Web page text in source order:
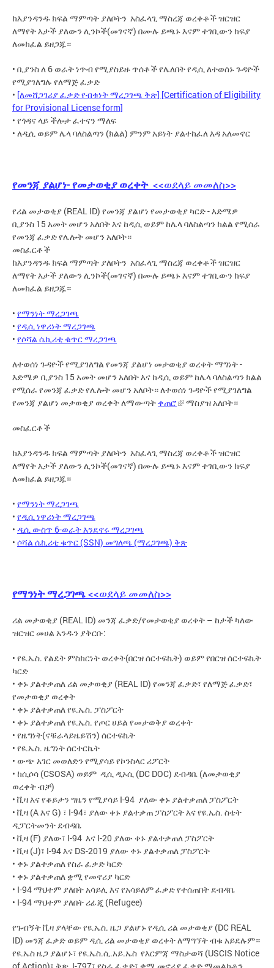
ከእያንዳንዱ ክፍል ማምጣት ያለቦትን አስፈላጊ ማስረጃ ወረቀቶች ዝርዝር
ለማየት እታች ያለውን ሊንኮች(መገናኛ) በሙሉ ይጫኑ እናም ተገቢውን ክፍያ
ለመክፈል ይዘጋጁ።
• ቢያንስ ለ 6 ወራት ነጥብ የሚያስይዙ ጥሰቶች የሌለበት የዲሲ ለተወሰኑ ጉዳዮች
የሚያገለግሉ የለማጅ ፈቃድ
• [ለመሸጋገሪያ ፈቃድ የብቁነት ማረጋገጫ ቅጽ] [Certification of Eligibility
for Provisional License form]
• የጎዳና ላይ ችሎታ ፈተናን ማለፍ
• ለዲሲ ወይም ሌላ ባለስልጣን (ክልል) ምንም አይነት ያልተከፈለ እዳ አለመኖር
የመንጃ ያልሆነ- የመታወቂያ ወረቀት <<ወደላይ መመለስ>>
የሪል መታወቂያ (REAL ID) የመንጃ ያልሆነ የመታወቂያ ካርድ - እድሜዎ
ቢያንስ 15 አመት መሆን አለበት እና ከዲሲ ወይም ከሌላ ባለስልጣን ክልል የሚሰራ
የመንጃ ፈቃድ የሌሎት መሆን አለቦት።
መስፈርቶች
ከእያንዳንዱ ክፍል ማምጣት ያለቦትን አስፈላጊ ማስረጃ ወረቀቶች ዝርዝር
ለማየት እታች ያለውን ሊንኮች(መገናኛ) በሙሉ ይጫኑ እናም ተገቢውን ክፍያ
ለመክፈል ይዘጋጁ።
• የማንነት ማረጋገጫ
• የዲሲ ነዋሪነት ማረጋገጫ
• የሶሻል ሴኪሪቲ ቁጥር ማረጋገጫ
ለተወሰነ ጉዳዮች የሚያገለግል የመንጃ ያልሆነ መታወቂያ ወረቀት ማግነት -
እድሜዎ ቢያንስ 15 አመት መሆን አለበት እና ከዲሲ ወይም ከሌላ ባለስልጣን ክልል
የሚሰራ የመንጃ ፈቃድ የሌሎት መሆን አለቦት። ለተወሰነ ጉዳዮች የሚያገለግል
የመንጃ ያልሆነ መታወቂያ ወረቀት ለማውጣት ቀጠሮ ማስያዝ አለቦት።
መስፈርቶች
ከእያንዳንዱ ክፍል ማምጣት ያለቦትን አስፈላጊ ማስረጃ ወረቀቶች ዝርዝር
ለማየት እታች ያለውን ሊንኮች(መገናኛ) በሙሉ ይጫኑ እናም ተገቢውን ክፍያ
ለመክፈል ይዘጋጁ።
• የማንነት ማረጋገጫ
• የዲሲ ነዋሪነት ማረጋገጫ
• ዲሲ ውስጥ 6-ወራት እንደኖሩ ማረጋገጫ
• ሶሻል ሴኪሪቲ ቁጥር (SSN) መግለጫ (ማረጋገጫ) ቅጽ
የማንነት ማረጋገጫ<<ወደላይ መመለስ>>
ሪል መታወቂያ (REAL ID) መንጃ ፈቃድ/የመታወቂያ ወረቀት – ከታች ካለው
ዝርዝር መሀል አንዱን ያቅርቡ:
• የዩ.ኤስ. የልደት ምስክርነት ወረቀት(በርዝ ሰርተፍኬት) ወይም የበርዝ ሰርተፍኬት
ካርድ
• ቀኑ ያልተቃጠለ ሪል መታወቂያ (REAL ID) የመንጃ ፈቃድ፣ የለማጅ ፈቃድ፣
የመታወቂያ ወረቀት
• ቀኑ ያልተቃጠለ የዩ.ኤስ. ፓስፖርት
• ቀኑ ያልተቃጠለ የዩ.ኤስ. የጦር ሀይል የመታወቅያ ወረቀት
• የዜግነት(ናቹራላይዜይሽን) ሰርተፍኬት
• የዩ.ኤስ. ዜግነት ሰርተርኬት
• ውጭ አገር መወለድን የሚያሳይ የኮንስላር ሪፖርት
• ከሲሶሳ (CSOSA) ወይም ዲሲ ዲኦሲ (DC DOC) ደብዳቤ (ለመታወቂያ
ወረቀት ብቻ)
• ቪዛ እና የቆይታን ግዜን የሚያሳይ I-94 ያለው ቀኑ ያልተቃጠለ ፓስፖርት
• ቪዛ (A እና G) ፣ I-94፣ ያለው ቀኑ ያልተቃጠ ፓስፖርት እና የዩ.ኤስ. ስቴት
ዲፓርትመንት ደብዳቤ
• ቪዛ (F) ያለው፣ I-94 እና I-20 ያለው ቀኑ ያልተቃጠለ ፓስፖርት
• ቪዛ (J)፣ I-94 እና DS-2019 ያለው ቀኑ ያልተቃጠለ ፓስፖርት
• ቀኑ ያልተቃጠለ የስራ ፈቃድ ካርድ
• ቀኑ ያልተቃጠለ ቋሚ የመኖሪያ ካርድ
• I-94 ማህተም ያለበት አሳይሊ እና የአሳይለም ፈቃድ የተሰጠበት ደብዳቤ
• I-94 ማህተም ያለበት ሪፊጂ (Refugee)
የጉብኝት ቪዛ ያላቸው የዩ.ኤስ. ዜጋ ያልሆኑ የዲሲ ሪል መታወቂያ (DC REAL
ID) መንጃ ፈቃድ ወይም ዲሲ ሪል መታወቂያ ወረቀት ለማግኘት ብቁ አይደሉም።
የዩ.ኤስ ዜጋ ያልሆኑ፣ የዩ.ኤስ.ሲ.አይ.ኤስ የእርምጃ ማስታወሻ (USCIS Notice